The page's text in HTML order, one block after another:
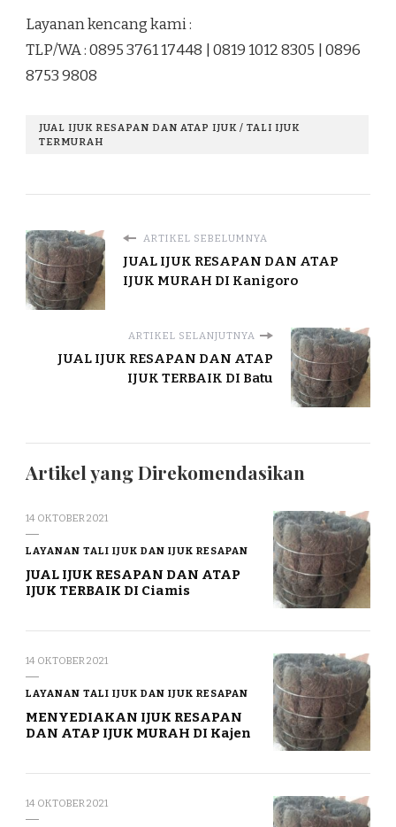
Layanan kencang kami :
TLP/WA : 0895 3761 17448 | 0819 1012 8305 | 0896
8753 9808
JUAL IJUK RESAPAN DAN ATAP IJUK / TALI IJUK
TERMURAH
ARTIKEL SEBELUMNYA
JUAL IJUK RESAPAN DAN ATAP
IJUK MURAH DI Kanigoro
ARTIKEL SELANJUTNYA
JUAL IJUK RESAPAN DAN ATAP
IJUK TERBAIK DI Batu
Artikel yang Direkomendasikan
14 OKTOBER 2021
LAYANAN TALI IJUK DAN IJUK RESAPAN
JUAL IJUK RESAPAN DAN ATAP
IJUK TERBAIK DI Ciamis
14 OKTOBER 2021
LAYANAN TALI IJUK DAN IJUK RESAPAN
MENYEDIAKAN IJUK RESAPAN
DAN ATAP IJUK MURAH DI Kajen
14 OKTOBER 2021